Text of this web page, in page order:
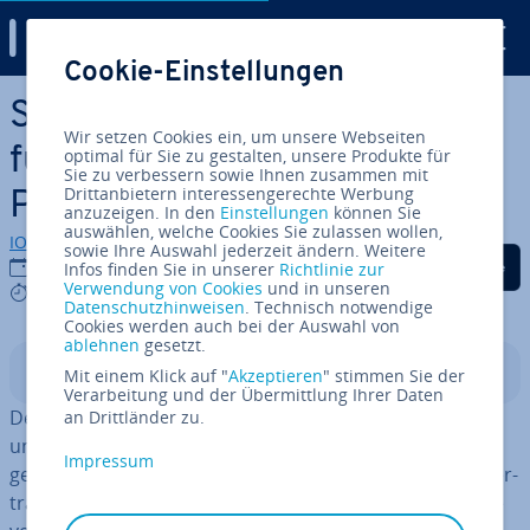
Zum Haupt­in­halt springen
Smishing: Die besten Tipps
für den Kampf gegen
Phishing-SMS
IONOS Redaktion
15.05.2020
5 mins
Auf Facebook teilen
Auf Twitter teilen
Auf LinkedIn
In­halts­ver­zeich­nis
Der Begriff Smishing setzt sich aus den Wörtern „SMS“
und „Phishing“ zusammen. Ähnlich wie beim
geben sich Cy­ber­kri­mi­nel­le als Re­prä­sen­tan­ten einer ver­
trau­ens­wür­di­gen Firma oder Or­ga­ni­sa­ti­on aus. Anstelle
Cookie-Einstellungen
Wir setzen Cookies ein, um unsere Webseiten
optimal für Sie zu gestalten, unsere Produkte für
Sie zu verbessern sowie Ihnen zusammen mit
Drittanbietern interessengerechte Werbung
anzuzeigen. In den Einstellungen können Sie
auswählen, welche Cookies Sie zulassen wollen,
sowie Ihre Auswahl jederzeit ändern. Weitere
Infos finden Sie in unserer Richtlinie zur
Verwendung von Cookies und in unseren
Datenschutzhinweisen. Technisch notwendige
Cookies werden auch bei der Auswahl von
ablehnen gesetzt.
Mit einem Klick auf "Akzeptieren" stimmen Sie der
Verarbeitung und der Übermittlung Ihrer Daten
an Drittländer zu.
Impressum